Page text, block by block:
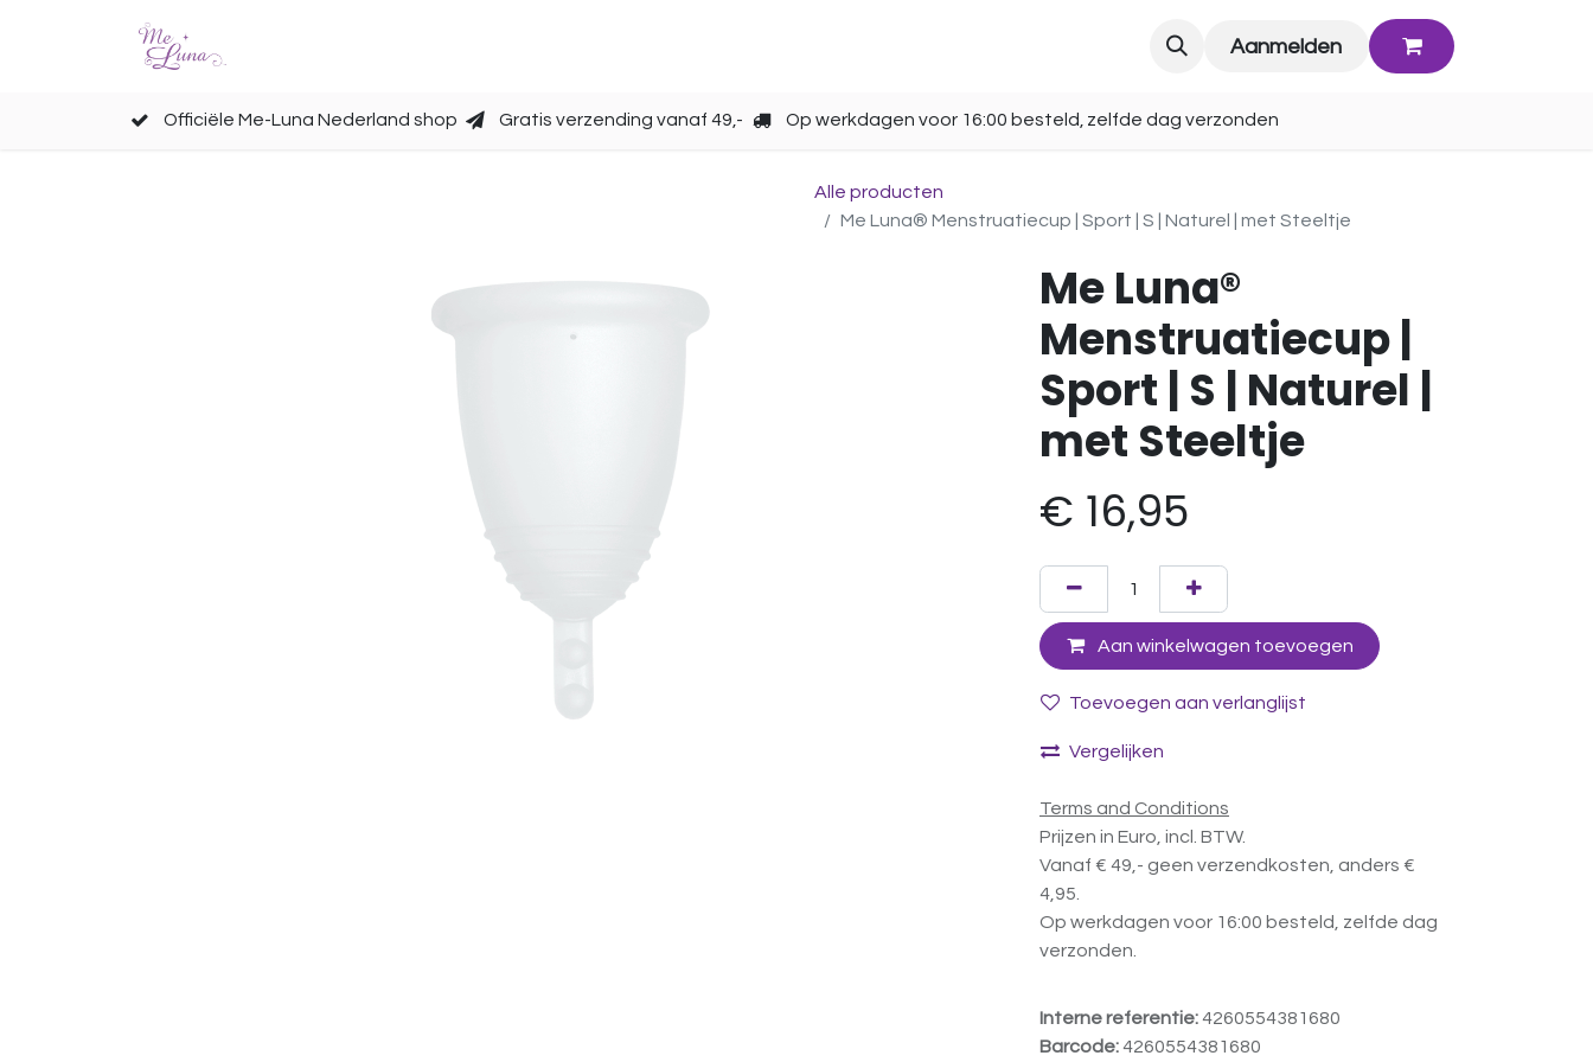
Aanmelden
Officiële Me-Luna Nederland shop Gratis verzending vanaf 49,- Op werkdagen voor 16:00 besteld, zelfde dag verzonden
Alle producten
Me Luna® Menstruatiecup | Sport | S | Naturel | met Steeltje
Me Luna®
Menstruatiecup |
Sport | S | Naturel |
met Steeltje
€ 16,95
Aan winkelwagen toevoegen
Toevoegen aan verlanglijst
Vergelijken
Terms and Conditions
Prijzen in Euro, incl. BTW.
Vanaf € 49,- geen verzendkosten, anders €
4,95.
Op werkdagen voor 16:00 besteld, zelfde dag
verzonden.
Interne referentie:4260554381680
Barcode:4260554381680